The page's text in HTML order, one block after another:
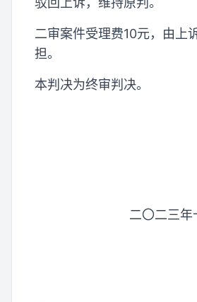
二审案件受理费10元，由上
担。
本判决为终审判决。
二〇二三年